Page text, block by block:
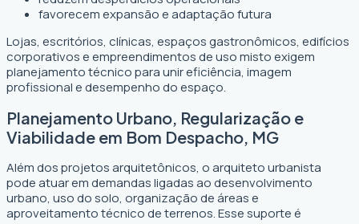
favorecem expansão e adaptação futura
Lojas, escritórios, clínicas, espaços gastronômicos, edifícios
corporativos e empreendimentos de uso misto exigem
planejamento técnico para unir eficiência, imagem
profissional e desempenho do espaço.
Planejamento Urbano, Regularização e
Viabilidade em Bom Despacho, MG
Além dos projetos arquitetônicos, o arquiteto urbanista
pode atuar em demandas ligadas ao desenvolvimento
urbano, uso do solo, organização de áreas e
aproveitamento técnico de terrenos. Esse suporte é